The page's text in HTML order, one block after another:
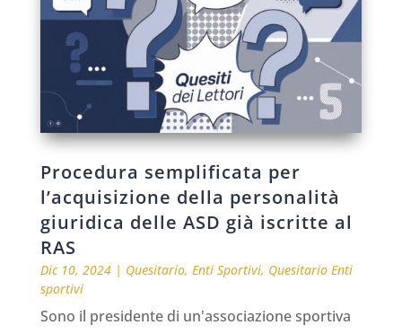
Procedura semplificata per
l’acquisizione della personalità
giuridica delle ASD già iscritte al
RAS
Dic 10, 2024| Quesitario, Enti Sportivi, Quesitario Enti
sportivi
Sono il presidente di un'associazione sportiva